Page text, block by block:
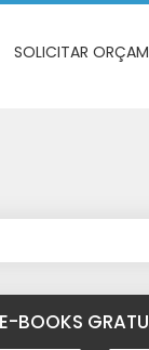
SOLICITAR
E-BOOKS